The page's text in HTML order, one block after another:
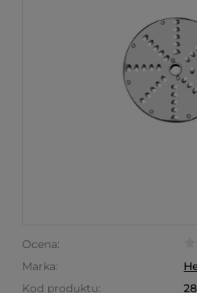
Ocena:
Marka:
Kod produktu: